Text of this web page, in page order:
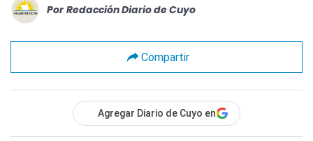
Por Redacción Diario de Cuyo
Compartir
Agregar Diario de Cuyo en